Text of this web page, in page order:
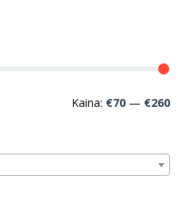
Kaina: €70 — €260